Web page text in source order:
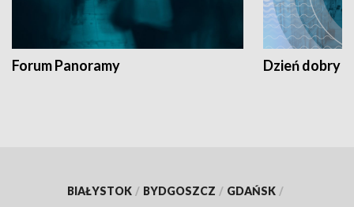
Forum Panoramy Dzień dobry
BIAŁYSTOK / BYDGOSZCZ / GDAŃSK /